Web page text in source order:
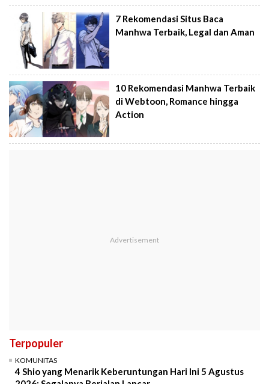
7 Rekomendasi Situs Baca
Manhwa Terbaik, Legal dan Aman
10 Rekomendasi Manhwa Terbaik
di Webtoon, Romance hingga
Action
Terpopuler
KOMUNITAS
4 Shio yang Menarik Keberuntungan Hari Ini 5 Agustus